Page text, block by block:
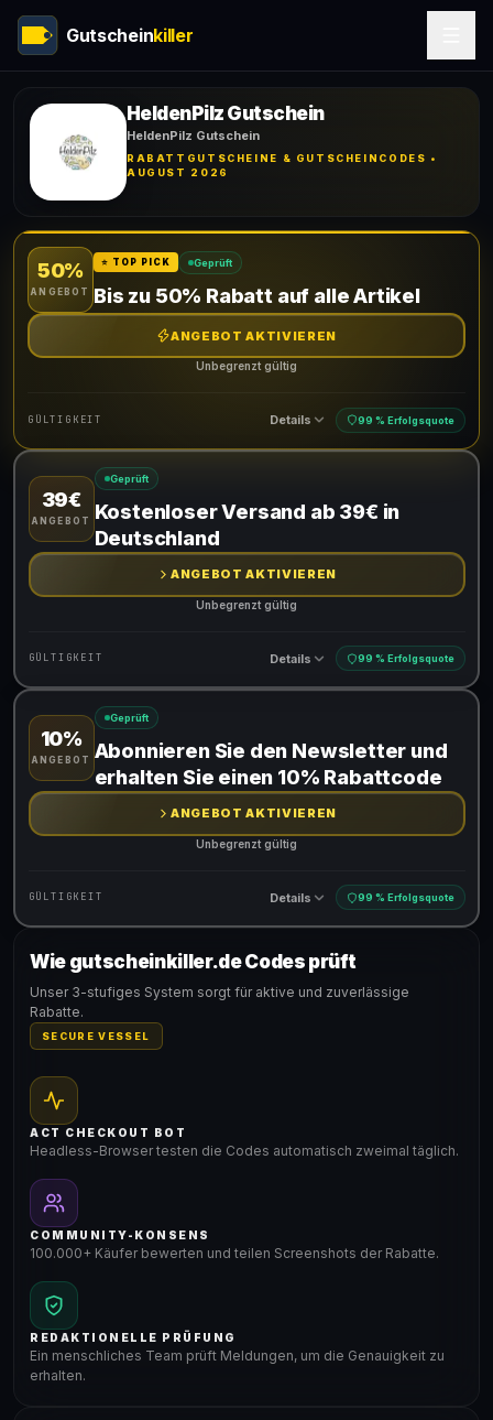
Gutscheinkiller
HeldenPilz Gutschein
HeldenPilz Gutschein
RABATTGUTSCHEINE & GUTSCHEINCODES •
AUGUST 2026
50%
ANGEBOT
⭐ TOP PICK Geprüft
Bis zu 50% Rabatt auf alle Artikel
ANGEBOT AKTIVIEREN
Unbegrenzt gültig
GÜLTIGKEIT Details 99 % Erfolgsquote
Gültig für teilnehmende Produkte
39€
ANGEBOT
Geprüft
Kostenloser Versand ab 39€ in
Deutschland
ANGEBOT AKTIVIEREN
Unbegrenzt gültig
GÜLTIGKEIT Details 99 % Erfolgsquote
Gültig für teilnehmende Produkte
10%
ANGEBOT
Geprüft
Abonnieren Sie den Newsletter und
erhalten Sie einen 10% Rabattcode
ANGEBOT AKTIVIEREN
Unbegrenzt gültig
GÜLTIGKEIT Details 99 % Erfolgsquote
Gültig für teilnehmende Produkte
Wie gutscheinkiller.de Codes prüft
Unser 3-stufiges System sorgt für aktive und zuverlässige
Rabatte.
SECURE VESSEL
ACT CHECKOUT BOT
Headless-Browser testen die Codes automatisch zweimal täglich.
COMMUNITY-KONSENS
100.000+ Käufer bewerten und teilen Screenshots der Rabatte.
REDAKTIONELLE PRÜFUNG
Ein menschliches Team prüft Meldungen, um die Genauigkeit zu
erhalten.